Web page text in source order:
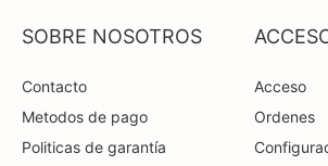
SOBRE NOSOTROS
Contacto
Metodos de pago
Politicas de garantía
Acceso
Ordenes